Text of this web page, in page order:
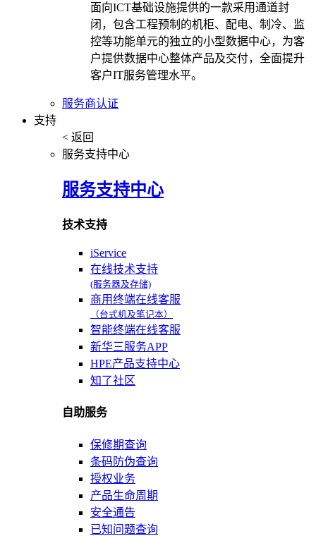
面向ICT基础设施提供的一款采用通道封
闭，包含工程预制的机柜、配电、制冷、监
控等功能单元的独立的小型数据中心，为客
户提供数据中心整体产品及交付，全面提升
客户IT服务管理水平。
服务商认证
支持
< 返回
服务支持中心
服务支持中心
技术支持
iService
在线技术支持
(服务器及存储)
商用终端在线客服
（台式机及笔记本）
智能终端在线客服
新华三服务APP
HPE产品支持中心
知了社区
自助服务
保修期查询
条码防伪查询
授权业务
产品生命周期
安全通告
已知问题查询